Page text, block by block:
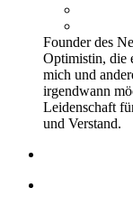
Founder des
Optimistin, die
mich und
irgendwann
Leidenschaft
und Verstand.